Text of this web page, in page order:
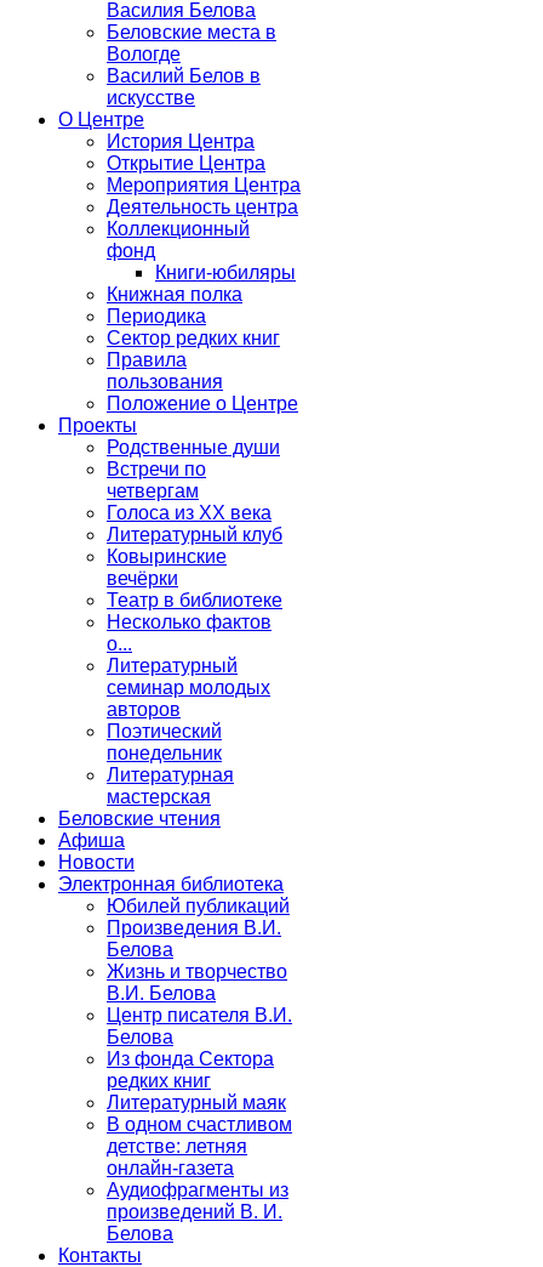
Василия Белова
Беловские места в
Вологде
Василий Белов в
искусстве
О Центре
История Центра
Открытие Центра
Мероприятия Центра
Деятельность центра
Коллекционный
фонд
Книги-юбиляры
Книжная полка
Периодика
Сектор редких книг
Правила
пользования
Положение о Центре
Проекты
Родственные души
Встречи по
четвергам
Голоса из ХХ века
Литературный клуб
Ковыринские
вечёрки
Театр в библиотеке
Несколько фактов
о...
Литературный
семинар молодых
авторов
Поэтический
понедельник
Литературная
мастерская
Беловские чтения
Афиша
Новости
Электронная библиотека
Юбилей публикаций
Произведения В.И.
Белова
Жизнь и творчество
В.И. Белова
Центр писателя В.И.
Белова
Из фонда Сектора
редких книг
Литературный маяк
В одном счастливом
детстве: летняя
онлайн-газета
Аудиофрагменты из
произведений В. И.
Белова
Контакты